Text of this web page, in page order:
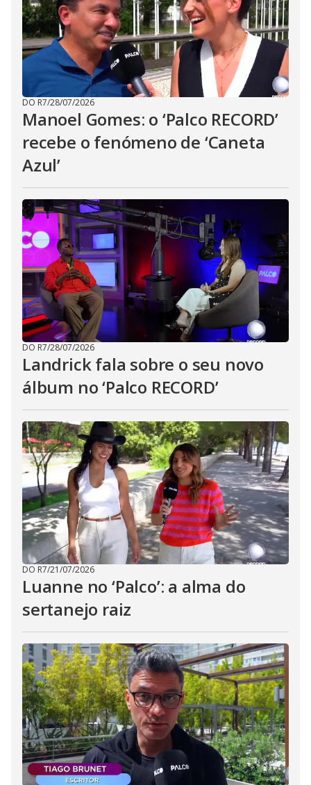
DO R7/28/07/2026
Manoel Gomes: o ‘Palco RECORD’
recebe o fenómeno de ‘Caneta
Azul’
DO R7/28/07/2026
Landrick fala sobre o seu novo
álbum no ‘Palco RECORD’
DO R7/21/07/2026
Luanne no ‘Palco’: a alma do
sertanejo raiz